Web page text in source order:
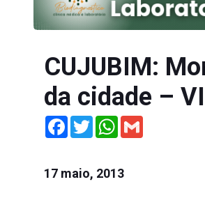
CUJUBIM:
da cidade –
Facebook
TwitterWhatsApp
17 maio, 2013